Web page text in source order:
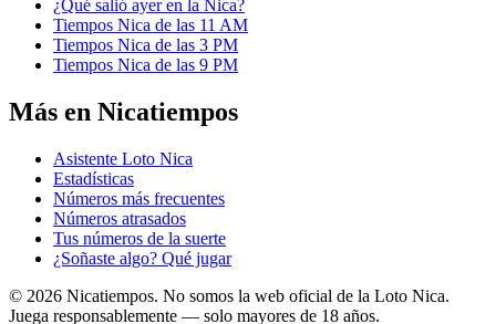
¿Qué salió ayer en la Nica?
Tiempos Nica de las 11 AM
Tiempos Nica de las 3 PM
Tiempos Nica de las 9 PM
Más en Nicatiempos
Asistente Loto Nica
Estadísticas
Números más frecuentes
Números atrasados
Tus números de la suerte
¿Soñaste algo? Qué jugar
© 2026 Nicatiempos. No somos la web oficial de la Loto Nica.
Juega responsablemente — solo mayores de 18 años.